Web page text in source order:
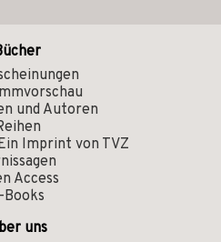
und Autoren
Imprint von TVZ
Access
Books
uns